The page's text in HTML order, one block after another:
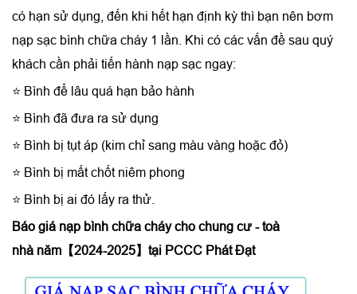
có hạn sử dụng, đến khi hết hạn định kỳ thì bạn nên bơm
nạp sạc bình chữa cháy 1 lần. Khi có các vấn đề sau quý
khách cần phải tiến hành nạp sạc ngay:
⭐ Bình để lâu quá hạn bảo hành
⭐ Bình đã đưa ra sử dụng
⭐ Bình bị tụt áp (kim chỉ sang màu vàng hoặc đỏ)
⭐ Bình bị mất chốt niêm phong
⭐ Bình bị ai đó lấy ra thử.
Báo giá nạp bình chữa cháy cho chung cư - toà
nhà năm【2024-2025】tại PCCC Phát Đạt